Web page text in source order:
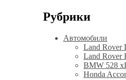
Рубрики
Автомобили
Land Rover
Land Rover
BMW 528
Honda